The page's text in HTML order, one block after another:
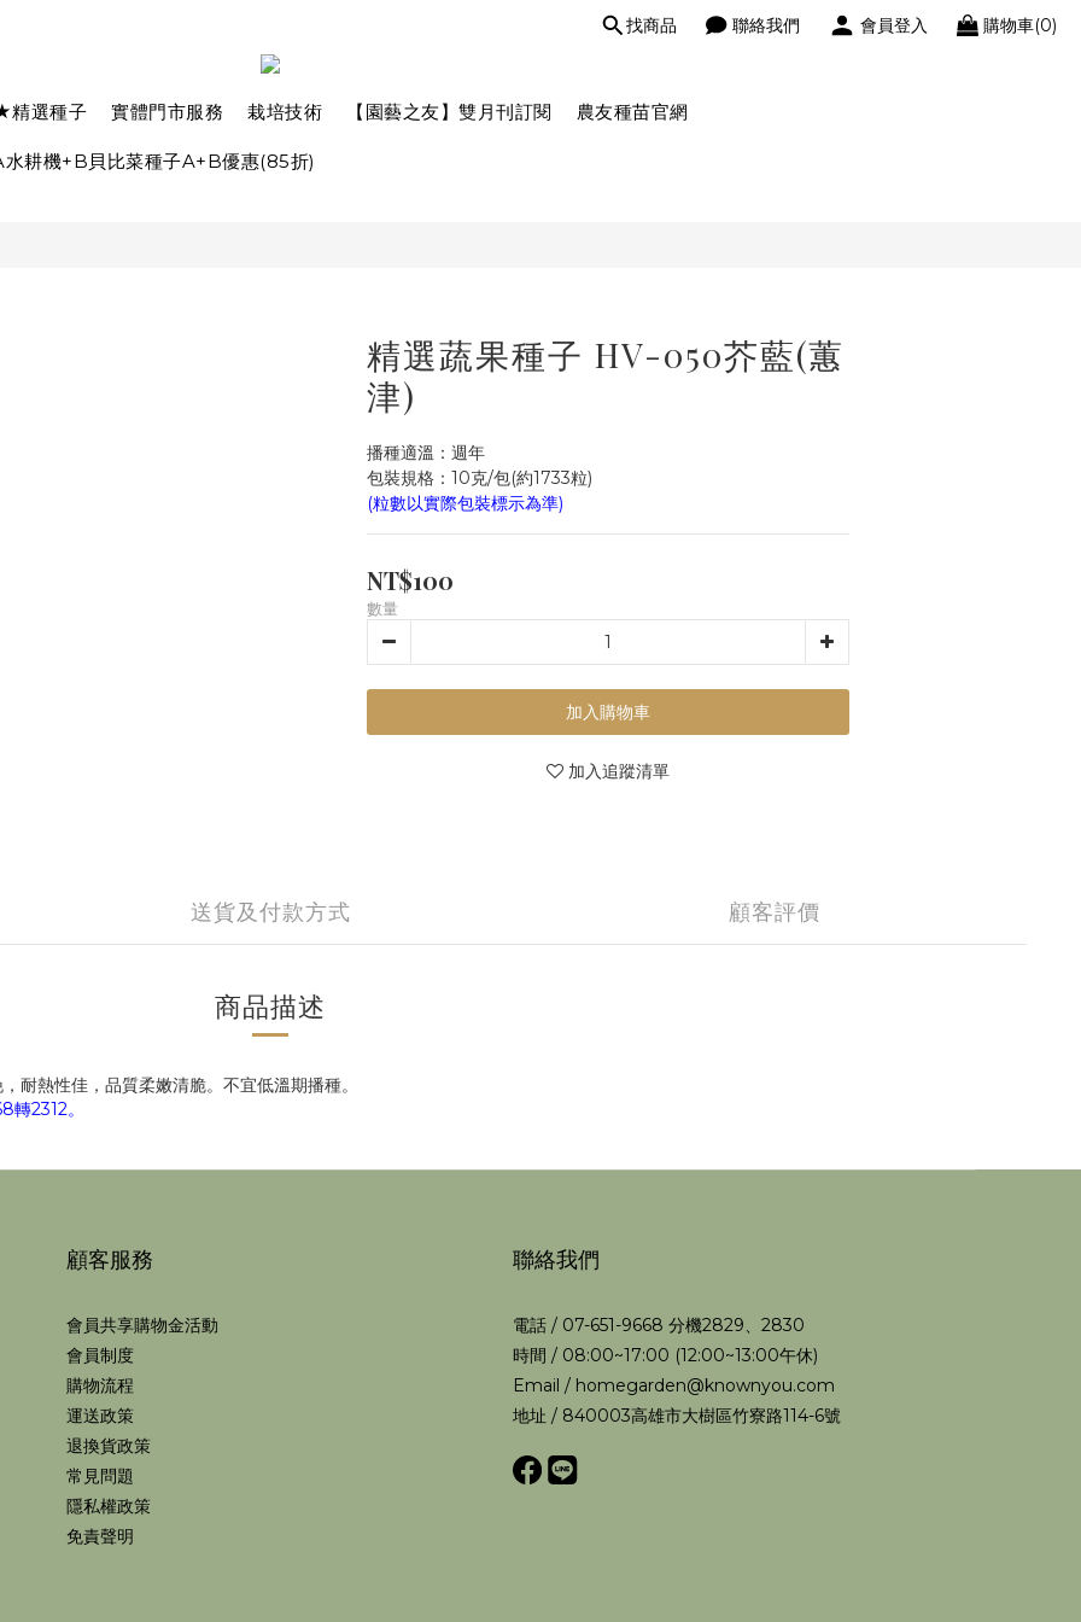
找商品 聯絡我們 會員登入 購物車(0)
精選種子 實體門市服務 栽培技術 【園藝之友】雙月刊訂閱 農友種苗官網
耕機+B貝比菜種子A+B優惠(85折)
精選蔬果種子 HV-050芥藍(蕙
津)
播種適溫：週年
包裝規格：10克/包(約1733粒)
(粒數以實際包裝標示為準)
NT$100
數量
加入購物車
加入追蹤清單
送貨及付款方式 顧客評價
商品描述
耐熱性佳，品質柔嫩清脆。不宜低溫期播種。
2312。
顧客服務
會員共享購物金活動
會員制度
購物流程
運送政策
退換貨政策
常見問題
隱私權政策
免責聲明
聯絡我們
電話 / 07-651-9668 分機2829、2830
時間 / 08:00~17:00 (12:00~13:00午休)
Email / homegarden@knownyou.com
地址 / 840003高雄市大樹區竹寮路114-6號